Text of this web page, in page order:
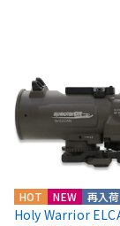
HOT NEW 再入荷
Holy Warrior